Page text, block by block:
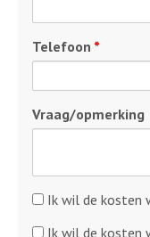
Telefoon *
Vraag/opmerking
Kosten
Ik wil de kosten
Kosten
Ik wil de kosten